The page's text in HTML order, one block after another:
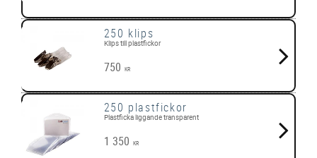
250 klips
Klips till plastfickor
750 KR
250 plastfickor
Plastficka liggande transparent
1 350 KR